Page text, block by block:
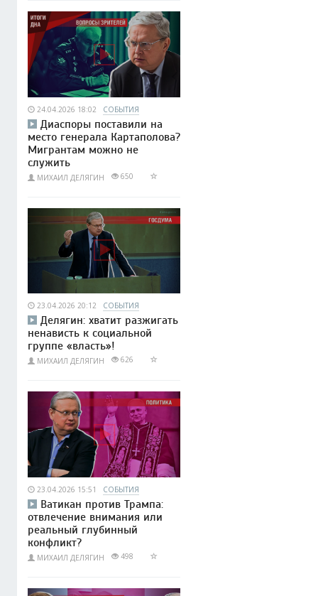
24.04.2026 18:02 СОБЫТИЯ
Диаспоры поставили на
место генерала Картаполова?
Мигрантам можно не
служить
МИХАИЛ ДЕЛЯГИН 650
23.04.2026 20:12 СОБЫТИЯ
Делягин: хватит разжигать
ненависть к социальной
группе «власть»!
МИХАИЛ ДЕЛЯГИН 626
23.04.2026 15:51 СОБЫТИЯ
Ватикан против Трампа:
отвлечение внимания или
реальный глубинный
конфликт?
МИХАИЛ ДЕЛЯГИН 498